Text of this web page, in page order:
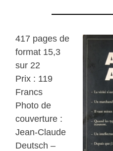
417 pages de
format 15,3
sur 22
Prix : 119
Francs
Photo de
couverture :
Jean-Claude
Deutsch –